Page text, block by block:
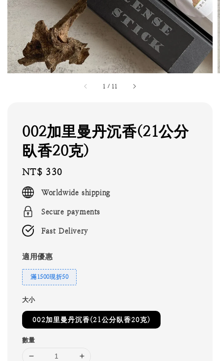
1 / 11
002加里曼丹沉香(21公分
臥香20克)
Regular
price
NT$ 330
Worldwide shipping
Secure payments
Fast Delivery
適用優惠
滿1500現折50
大小
002加里曼丹沉香(21公分臥香20克)
數量